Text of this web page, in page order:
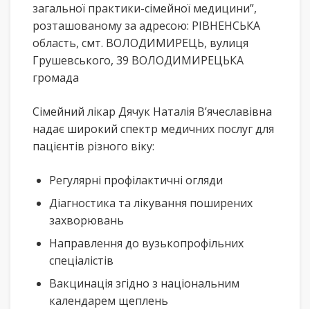
загальної практики-сімейної медицини”,
розташованому за адресою: РІВНЕНСЬКА
область, смт. ВОЛОДИМИРЕЦЬ, вулиця
Грушевського, 39 ВОЛОДИМИРЕЦЬКА
громада
Сімейний лікар Дячук Наталія В’ячеславівна
надає широкий спектр медичних послуг для
пацієнтів різного віку:
Регулярні профілактичні огляди
Діагностика та лікування поширених
захворювань
Направлення до вузькопрофільних
спеціалістів
Вакцинація згідно з національним
календарем щеплень